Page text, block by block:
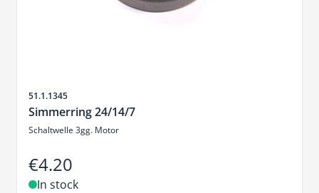
Sku
51.1.1345
Simmerring 24/14/7
Schaltwelle 3gg. Motor
€4.20
In stock